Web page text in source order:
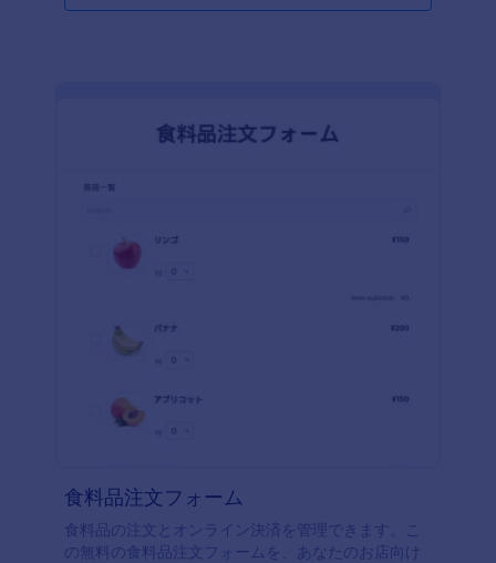
食料品注文フォーム
食料品の注文とオンライン決済を管理できます。こ
の無料の食料品注文フォームを、あなたのお店向け